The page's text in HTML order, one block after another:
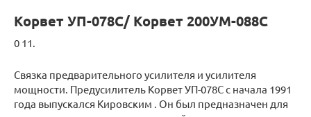
Корвет УП-078С/ Корвет 200УМ-088С
0 11.
Связка предварительного усилителя и усилителя
мощности. Предусилитель Корвет УП-078С с начала 1991
года выпускался Кировским . Он был предназначен для